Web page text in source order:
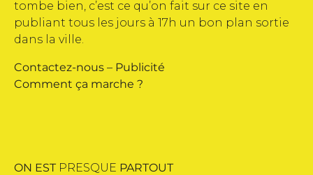
tombe bien, c’est ce qu’on fait sur ce site en
publiant tous les jours à 17h un bon plan sortie
dans la ville.
Contactez-nous – Publicité
Comment ça marche ?
ON EST PRESQUE PARTOUT